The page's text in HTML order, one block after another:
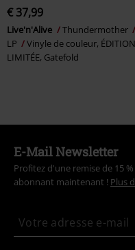
€ 37,99
Live'n'Alive
Thundermother
LP
Vinyle de couleur, ÉDITION
LIMITÉE, Gatefold
E-Mail Newsletter
Profitez d'une remise de 15
abonnant maintenant ! Plus